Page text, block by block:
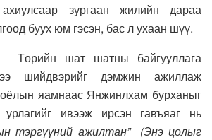
зургаан жилийн дараа
буух юм гэсэн, бас л ухаан шүү.
шатны байгууллага
шийдвэрийг дэмжин ажиллаж
яамнаас Янжинлхам бурханыг
ивээж ирсэн гавъяаг нь
тэргүүний ажилтан” (Энэ цолыг